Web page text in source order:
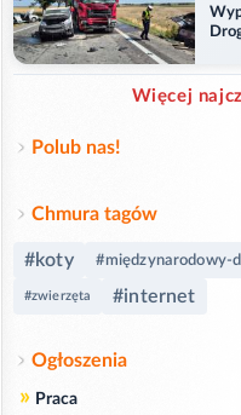
Więcej
Polub nas!
Chmura tagów
#koty #międzynarodowy-
#zwierzęta #internet
Ogłoszenia
» Praca